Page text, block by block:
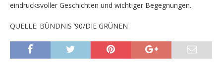
eindrucksvoller Geschichten und wichtiger Begegnungen.
QUELLE: BÜNDNIS ’90/DIE GRÜNEN